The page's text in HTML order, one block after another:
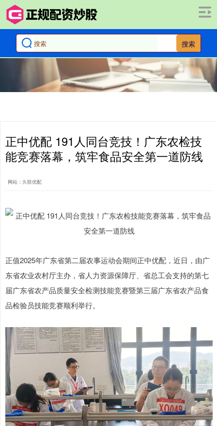
搜索
正中优配 191人同台竞技！广东农检技
能竞赛落幕，筑牢食品安全第一道防线
网站：久联优配
正值2025年广东省第二届农事运动会期间正中优配，近日，由广
东省农业农村厅主办，省人力资源保障厅、省总工会支持的第七
届广东省农产品质量安全检测技能竞赛暨第三届广东省农产品食
品检验员技能竞赛顺利举行。